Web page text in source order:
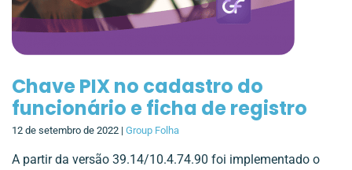
Chave PIX no cadastro do
funcionário e ficha de registro
12 de setembro de 2022 | Group Folha
A partir da versão 39.14/10.4.74.90 foi implementado o